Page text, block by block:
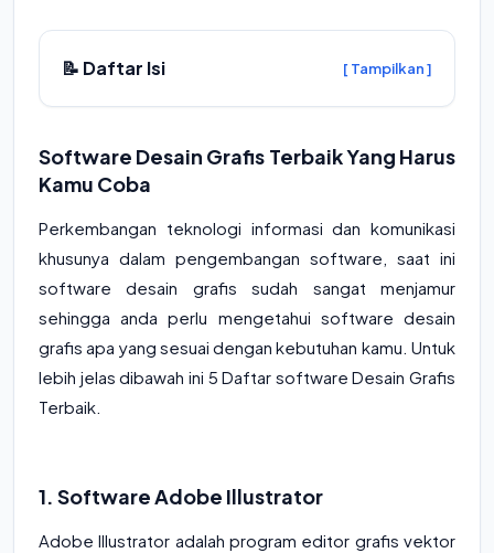
📝 Daftar Isi [ Tampilkan ]
Software Desain Grafis Terbaik Yang Harus
Kamu Coba
Perkembangan teknologi informasi dan komunikasi
khusunya dalam pengembangan software , saat ini
software desain grafis sudah sangat menjamur
sehingga anda perlu mengetahui software desain
grafis apa yang sesuai dengan kebutuhan kamu. Untuk
lebih jelas dibawah ini 5Daftar softwareDesain Grafis
Terbaik.
1. Software Adobe Illustrator
Adobe Illustrator adalah program editor grafis vektor